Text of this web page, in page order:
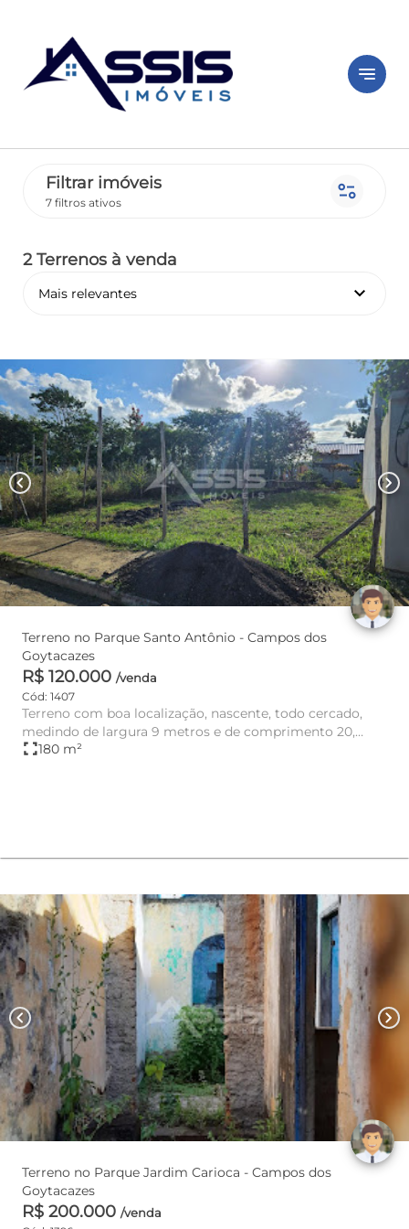
notes
Filtrar imóveis
7 filtros ativos page_info
2 Terrenos à venda
Mais relevantes keyboard_arrow_down
chevron_left chevron_right
Terreno no Parque Santo Antônio - Campos dos
Goytacazes
R$ 120.000 /venda
Cód: 1407
Terreno com boa localização, nascente, todo cercado,
medindo de largura 9 metros e de comprimento 20,
totalizando 180m²....
fullscreen180 m²
chevron_left chevron_right
Terreno no Parque Jardim Carioca - Campos dos
Goytacazes
R$ 200.000 /venda